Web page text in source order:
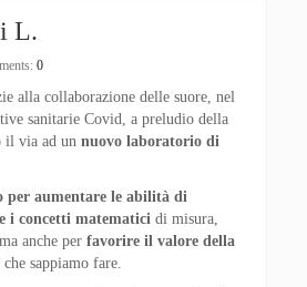
L.
0
alla collaborazione delle suore, nel
sanitarie Covid, a preludio della
il via ad un nuovo laboratorio di
per aumentare le abilità di
i concetti matematici di misura,
anche per favorire il valore della
sappiamo fare.